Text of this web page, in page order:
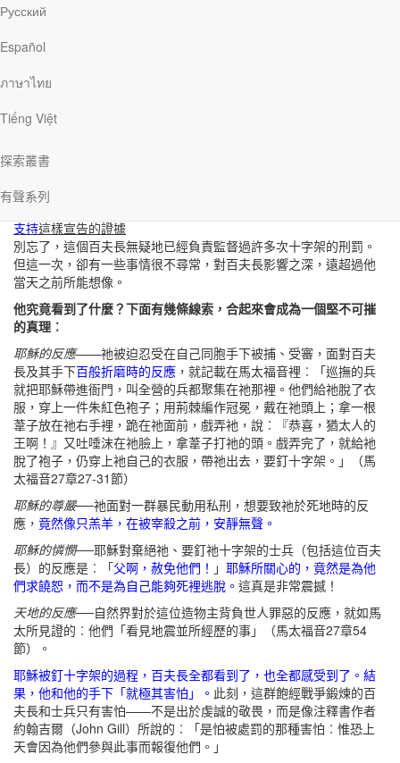
Русский
Español
ภาษาไทย
Tiếng Việt
探索叢書
有聲系列
「a」（一個）那樣的冠詞，所以百夫長的意思很清楚，就是「上帝
的兒子」。很顯然，百夫長被他所目睹的事深深打動，從而宣告耶
穌的神性。
反對
這樣宣告的證據
要把祂釘十字架，就是因為耶穌聲稱自己是上帝的兒子。他的總指
夫長卻否定了這個罪名，反而肯定了耶穌的宣告。
支持這樣宣告的證據
別忘了，這個百夫長無疑地已經負責監督過許多次十字架的刑罰。
但這一次，卻有一些事情很不尋常，對百夫長影響之深，遠超過他
當天之前所能想像。
他究竟看到了什麼？下面有幾條線索，合起來會成為一個堅不可摧
的真理︰
耶穌的反應——祂被迫忍受在自己同胞手下被捕、受審，面對百夫
長及其手下百般折磨時的反應 ，就記載在馬太福音裡︰「巡撫的兵
就把耶穌帶進衙門，叫全營的兵都聚集在祂那裡。他們給祂脫了衣
服，穿上一件朱紅色袍子；用荊棘編作冠冕，戴在祂頭上；拿一根
葦子放在祂右手裡，跪在祂面前，戲弄衪，說︰『恭喜，猶太人的
王啊！』又吐唾沫在祂臉上，拿葦子打祂的頭。戲弄完了，就給衪
脫了袍子，仍穿上衪自己的衣服，帶祂出去，要釘十字架。」（馬
太福音27章27-31節）
耶穌的尊嚴──祂面對一群暴民動用私刑，想要致祂於死地時的反
應， 竟然像只羔羊，在被宰殺之前，安靜無聲。
耶穌的憐憫──耶穌對棄絕祂、要釘祂十字架的士兵（包括這位百夫
長）的反應是︰「父啊，赦免他們！ 」 耶穌所關心的，竟然是為他
們求饒恕，而不是為自己能夠死裡逃脫。 這真是非常震撼！
天地的反應──自然界對於這位造物主背負世人罪惡的反應，就如馬
太所見證的︰他們「看見地震並所經歷的事」（馬太福音27章54
節）。
耶穌被釘十字架的過程，百夫長全都看到了，也全都感受到了。結
果，他和他的手下「就極其害怕」。 此刻，這群飽經戰爭鍛煉的百
夫長和士兵只有害怕——不是出於虔誠的敬畏，而是像注釋書作者
約翰吉爾（John Gill）所說的︰「是怕被處罰的那種害怕︰惟恐上
天會因為他們參與此事而報復他們。」